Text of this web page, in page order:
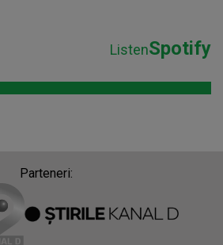
ListenSpotify
Parteneri: